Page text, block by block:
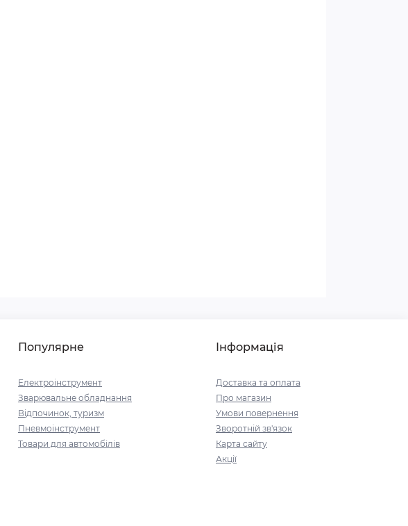
Популярне
Електроінструмент
Зварювальне обладнання
Відпочинок, туризм
Пневмоінструмент
Товари для автомобілів
Інформація
Доставка та оплата
Про магазин
Умови повернення
Зворотній зв'язок
Карта сайту
Акції